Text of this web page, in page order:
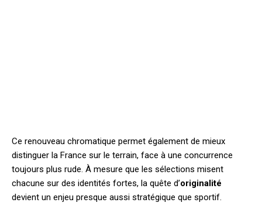
Ce renouveau chromatique permet également de mieux
distinguer la France sur le terrain, face à une concurrence
toujours plus rude. À mesure que les sélections misent
chacune sur des identités fortes, la quête d’originalité
devient un enjeu presque aussi stratégique que sportif.